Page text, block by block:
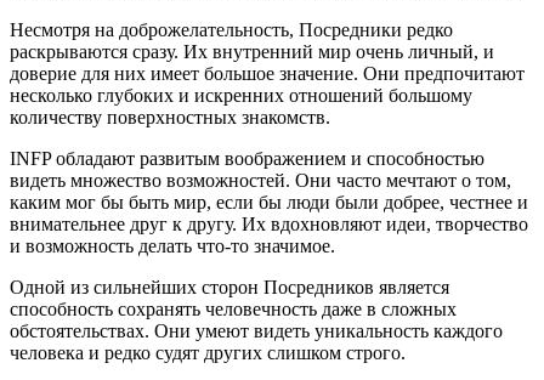
Несмотря на доброжелательность, Посредники редко
раскрываются сразу. Их внутренний мир очень личный, и
доверие для них имеет большое значение. Они предпочитают
несколько глубоких и искренних отношений большому
количеству поверхностных знакомств.
INFP обладают развитым воображением и способностью
видеть множество возможностей. Они часто мечтают о том,
каким мог бы быть мир, если бы люди были добрее, честнее и
внимательнее друг к другу. Их вдохновляют идеи, творчество
и возможность делать что-то значимое.
Одной из сильнейших сторон Посредников является
способность сохранять человечность даже в сложных
обстоятельствах. Они умеют видеть уникальность каждого
человека и редко судят других слишком строго.